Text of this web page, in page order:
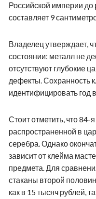
Российской империи
составляет 9
Владелец утверждает,
состоянии: металл не
отсутствуют глубокие
дефекты. Сохранность
идентифицировать год
Стоит отметить, что
распространенной в
серебра. Однако
зависит от клейма
предмета. Для
стаканы второй
как в 15 тысяч рублей,